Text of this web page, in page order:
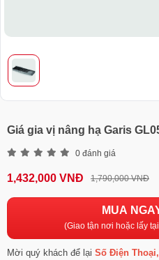
Giá gia vị nâng hạ Garis
0 đánh giá
1,432,000 VNĐ 1,790,000 VNĐ
MUA
(Giao tận nơi hoặc lấy
Mời quý khách để lại Số Điện Thoại,